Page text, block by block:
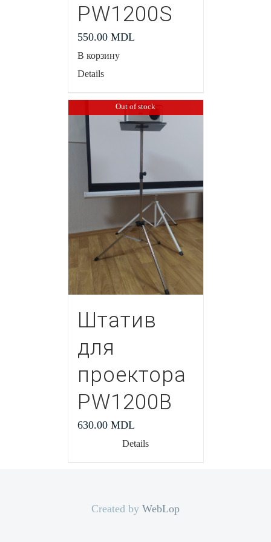
PW1200S
550.00 MDL
В корзину
Details
Out of stock
Штатив
для
проектора
PW1200В
630.00 MDL
Details
Created by WebLop